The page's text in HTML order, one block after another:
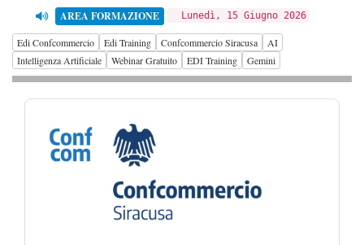
AREA FORMAZIONE Lunedì, 15 Giugno 2026
Edi Confcommercio Edi Training Confcommercio Siracusa
AI
Intelligenza Artificiale
Webinar Gratuito EDI Training Gemini